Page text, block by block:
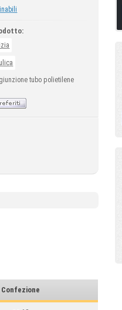
tubo polietilene
Confezione